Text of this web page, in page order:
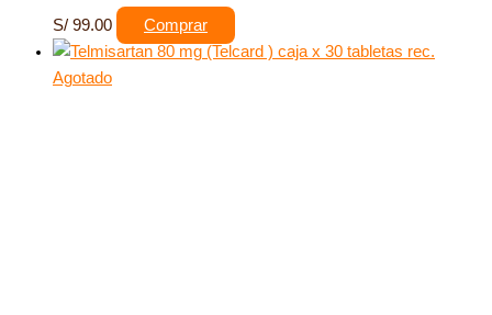
S/ 99.00 Comprar
Agotado